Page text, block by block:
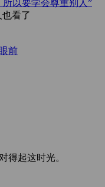
以要学会尊重别人”
看了
前
得起这时光。